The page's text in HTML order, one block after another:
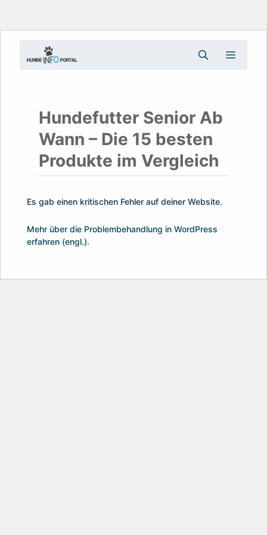
Inhalt
Menü
Hundefutter Senior Ab
Wann – Die 15 besten
Produkte im Vergleich
Es gab einen kritischen Fehler auf deiner Website.
Mehr über die Problembehandlung in WordPress
erfahren (engl.).